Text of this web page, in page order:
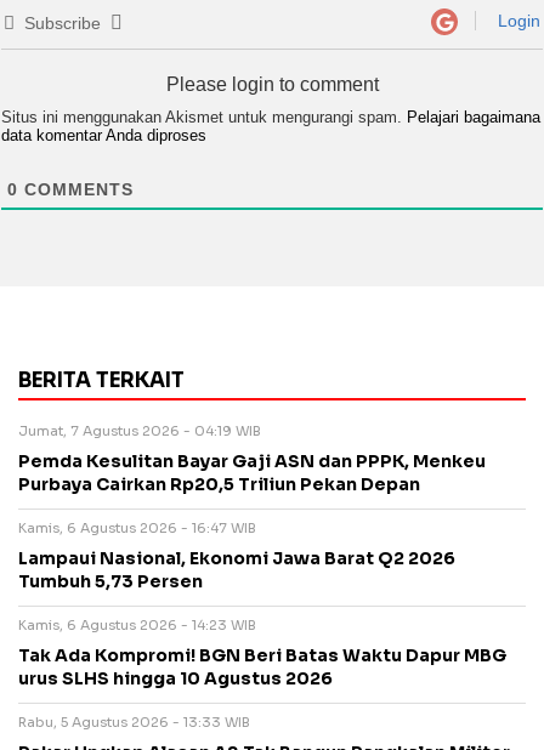
Subscribe Login
Please login to comment
Situs ini menggunakan Akismet untuk mengurangi spam. Pelajari bagaimana
data komentar Anda diproses
0 COMMENTS
BERITA TERKAIT
Jumat, 7 Agustus 2026 - 04:19 WIB
Pemda Kesulitan Bayar Gaji ASN dan PPPK, Menkeu
Purbaya Cairkan Rp20,5 Triliun Pekan Depan
Kamis, 6 Agustus 2026 - 16:47 WIB
Lampaui Nasional, Ekonomi Jawa Barat Q2 2026
Tumbuh 5,73 Persen
Kamis, 6 Agustus 2026 - 14:23 WIB
Tak Ada Kompromi! BGN Beri Batas Waktu Dapur MBG
urus SLHS hingga 10 Agustus 2026
Rabu, 5 Agustus 2026 - 13:33 WIB